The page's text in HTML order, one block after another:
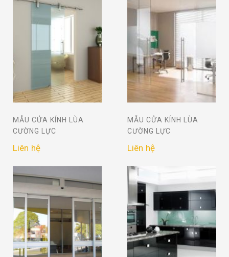
MẪU CỬA KÍNH LÙA
CƯỜNG LỰC
Liên hệ
MẪU CỬA KÍNH LÙA
CƯỜNG LỰC
Liên hệ